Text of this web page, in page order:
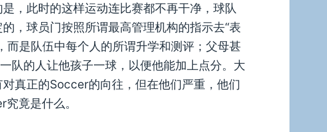
，此时的这样运动连比赛都不再干净，球队
，球员门按照所谓最高管理机构的指示去“表
而是队伍中每个人的所谓升学和测评；父母甚
队的人让他孩子一球，以便他能加上点分。大
真正的Soccer的向往，但在他们严重，他们
竟是什么。